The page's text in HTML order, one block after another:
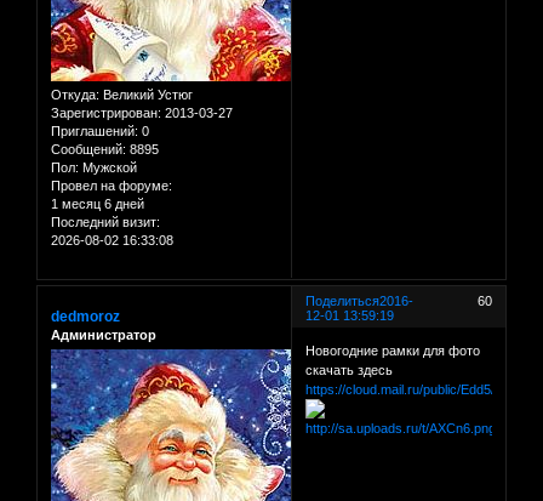
Откуда: Великий Устюг
Зарегистрирован: 2013-03-27
Приглашений: 0
Сообщений: 8895
Пол: Мужской
Провел на форуме:
1 месяц 6 дней
Последний визит:
2026-08-02 16:33:08
Поделиться 60
2016-
12-01 13:59:19
dedmoroz
Администратор
Новогодние рамки для фото
скачать здесь
https://cloud.mail.ru/public/Edd5/